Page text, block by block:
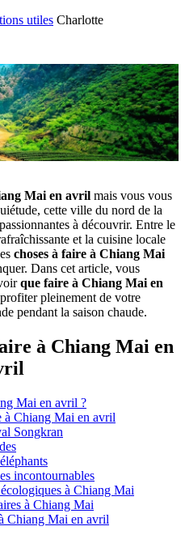
utiles Charlotte
Mai en avril mais vous vous
cette ville du nord de la
à découvrir. Entre le
et la cuisine locale
choses à faire à Chiang Mai
Dans cet article, vous
que faire à Chiang Mai en
pleinement de votre
pendant la saison chaude.
à Chiang Mai en
Mai en avril ?
à Chiang Mai en avril
Songkran
incontournables
à Chiang Mai
à Chiang Mai
Chiang Mai en avril